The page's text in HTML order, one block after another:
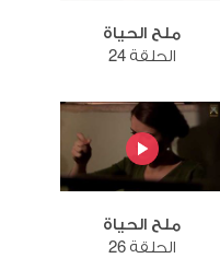
ملح الحياة
الحلقة 24
ملح الحياة
الحلقة 26